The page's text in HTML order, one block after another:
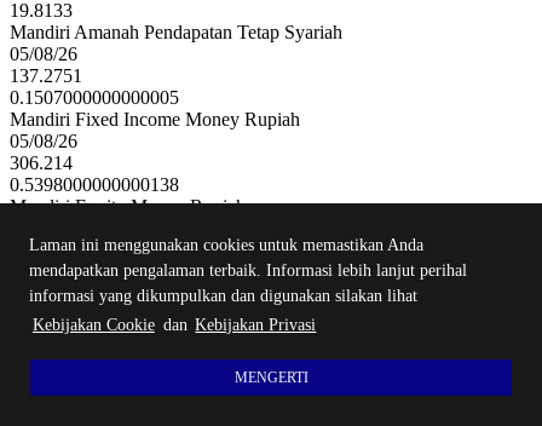
Laman ini menggunakan cookies untuk memastikan Anda
mendapatkan pengalaman terbaik. Informasi lebih lanjut perihal
informasi yang dikumpulkan dan digunakan silakan lihat
Kebijakan Cookie dan Kebijakan Privasi
MENGERTI
19.8133
Mandiri Amanah Pendapatan Tetap Syariah
05/08/26
137.2751
0.1507000000000005
Mandiri Fixed Income Money Rupiah
05/08/26
306.214
0.5398000000000138
Mandiri Equity Money Rupiah
75.4662
0.1710999999999956